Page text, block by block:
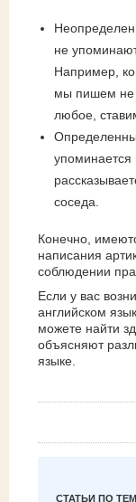
не
Например,
мы пишем не
любое,
упоминается
соседа.
Конечно,
написания
соблюдении
Если у вас
английском
можете найти
объясняют
языке.
СТАТЬИ ПО